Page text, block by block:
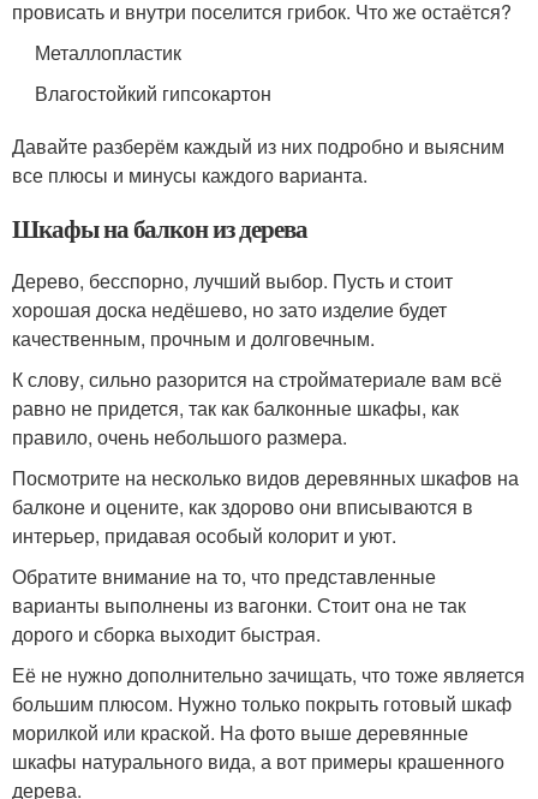
провисать и внутри поселится грибок. Что же остаётся?
Металлопластик
Влагостойкий гипсокартон
Давайте разберём каждый из них подробно и выясним
все плюсы и минусы каждого варианта.
Шкафы на балкон из дерева
Дерево, бесспорно, лучший выбор. Пусть и стоит
хорошая доска недёшево, но зато изделие будет
качественным, прочным и долговечным.
К слову, сильно разорится на стройматериале вам всё
равно не придется, так как балконные шкафы, как
правило, очень небольшого размера.
Посмотрите на несколько видов деревянных шкафов на
балконе и оцените, как здорово они вписываются в
интерьер, придавая особый колорит и уют.
Обратите внимание на то, что представленные
варианты выполнены из вагонки. Стоит она не так
дорого и сборка выходит быстрая.
Её не нужно дополнительно зачищать, что тоже является
большим плюсом. Нужно только покрыть готовый шкаф
морилкой или краской. На фото выше деревянные
шкафы натурального вида, а вот примеры крашенного
дерева.